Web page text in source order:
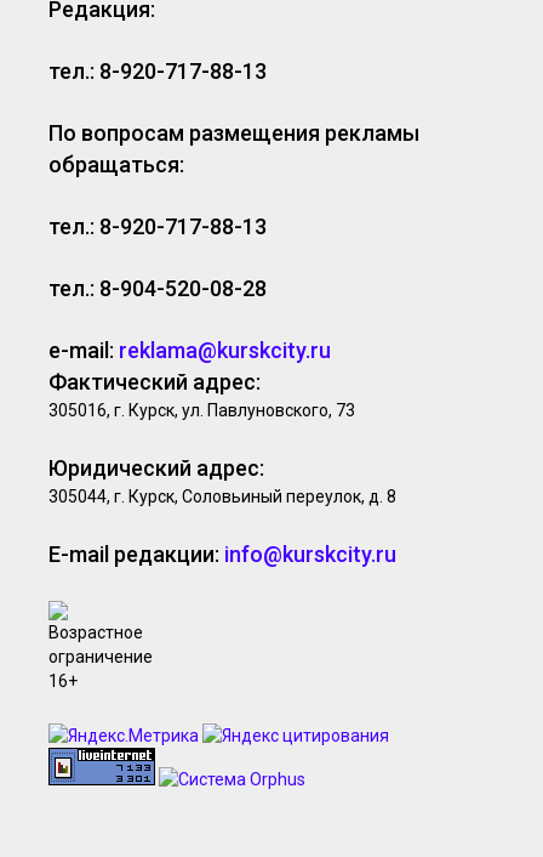
Редакция:
тел.: 8-920-717-88-13
По вопросам размещения рекламы
обращаться:
тел.: 8-920-717-88-13
тел.: 8-904-520-08-28
e-mail: reklama@kurskcity.ru
Фактический адрес:
305016, г. Курск, ул. Павлуновского, 73
Юридический адрес:
305044, г. Курск, Соловьиный переулок, д. 8
E-mail редакции: info@kurskcity.ru